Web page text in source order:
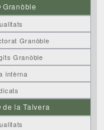
Granòble
Granòble
Granòble
intèrna
de la Talvera